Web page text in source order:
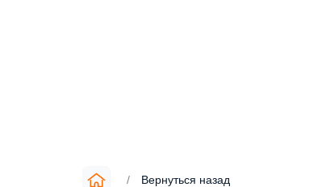
/ Вернуться назад